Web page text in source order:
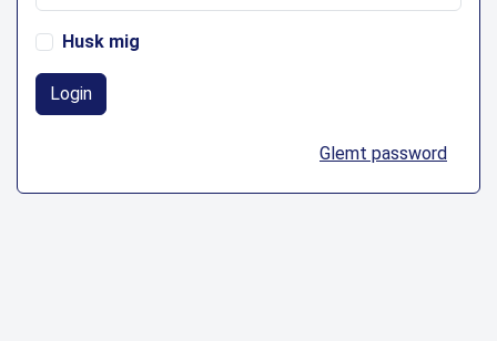
Husk mig
Login
Glemt password